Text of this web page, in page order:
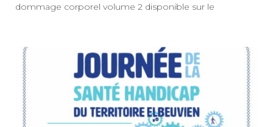
dommage corporel volume 2 disponible sur le